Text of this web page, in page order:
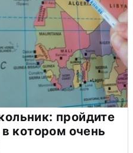
пройдите
котором очень